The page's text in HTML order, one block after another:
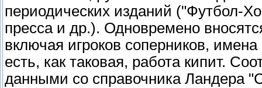
периодических изданий ("Футбол-
пресса и др.). Одновремено
включая игроков соперников,
есть, как таковая, работа кипит.
данными со справочника Ландера